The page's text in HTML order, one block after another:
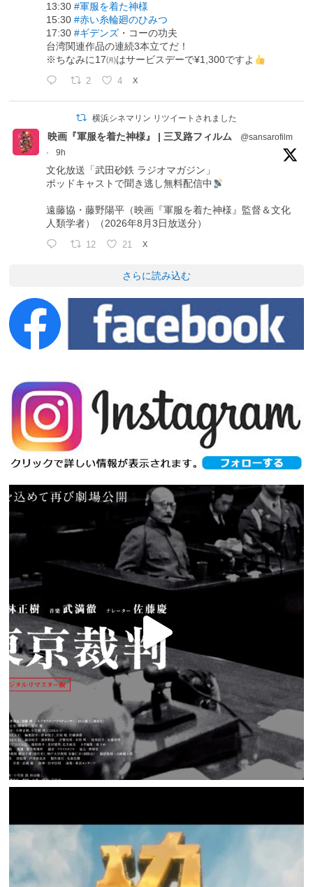
13:30#軍服を着た神様
15:30#赤い糸輪廻のひみつ
17:30#ギデンズ ・コーの功夫
台湾関連作品の連続3本立てだ！
※ちなみに17㈪はサービスデーで¥1,300ですよ
2 4 X
横浜シネマリン リツイートされました
映画『軍服を着た神様』 | 三叉路フィルム
@sansarofilm
·
9h
文化放送「武田砂鉄 ラジオマガジン」
ポッドキャストで聞き逃し無料配信中
遠藤協・藤野陽平（映画『軍服を着た神様』監督＆文化
人類学者）（2026年8月3日放送分）
12 21 X
さらに読み込む